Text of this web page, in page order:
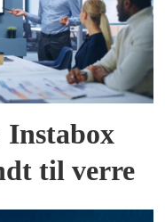
Instabox
til verre